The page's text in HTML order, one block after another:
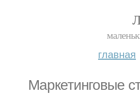
главная
Маркетинговые